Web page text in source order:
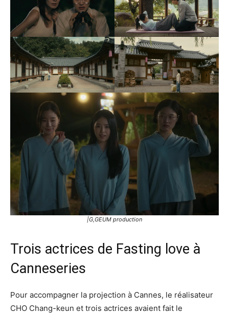
|G,GEUM production
Trois actrices de Fasting love à
Canneseries
Pour accompagner la projection à Cannes, le réalisateur
CHO Chang-keun et trois actrices avaient fait le